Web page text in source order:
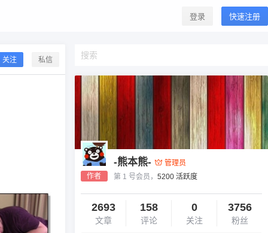
登录 快速注册
关注 私信
作者
-熊本熊-
管理员
第 1 号会员， 5200 活跃度
2693
文章
158
评论
0
关注
3756
粉丝